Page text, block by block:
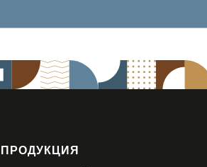
ПРОДУКЦИЯ